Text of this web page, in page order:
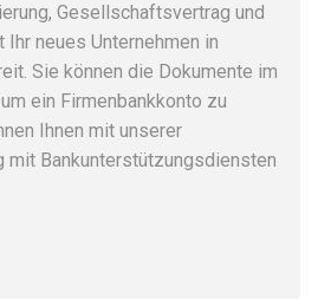
Gesellschaftsvertrag und
Ihr neues Unternehmen in
Sie können die Dokumente im
ein Firmenbankkonto zu
Ihnen mit unserer
mit Bankunterstützungsdiensten